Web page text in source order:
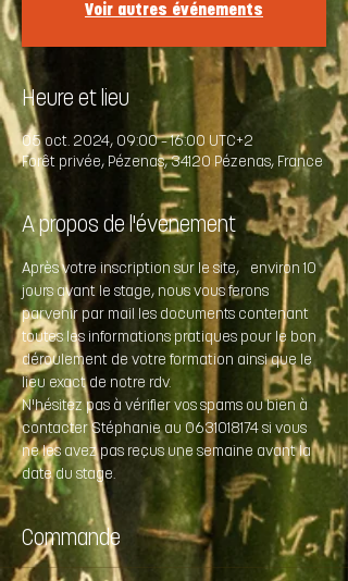
Voir autres événements
Heure et lieu
05 oct. 2024, 09:00 – 16:00 UTC+2
Forêt privée, Pézenas, 34120 Pézenas, France
A propos de l'évenement
Après votre inscription sur le site,  environ 10
jours avant le stage, nous vous ferons
parvenir par mail les documents contenant
toutes les informations pratiques pour le bon
déroulement de votre formation ainsi que le
lieu exact de notre rdv.
N'hésitez pas à vérifier vos spams ou bien à
contacter Stéphanie au 0631018174 si vous
ne les avez pas reçus une semaine avant la
date du stage.
Commande